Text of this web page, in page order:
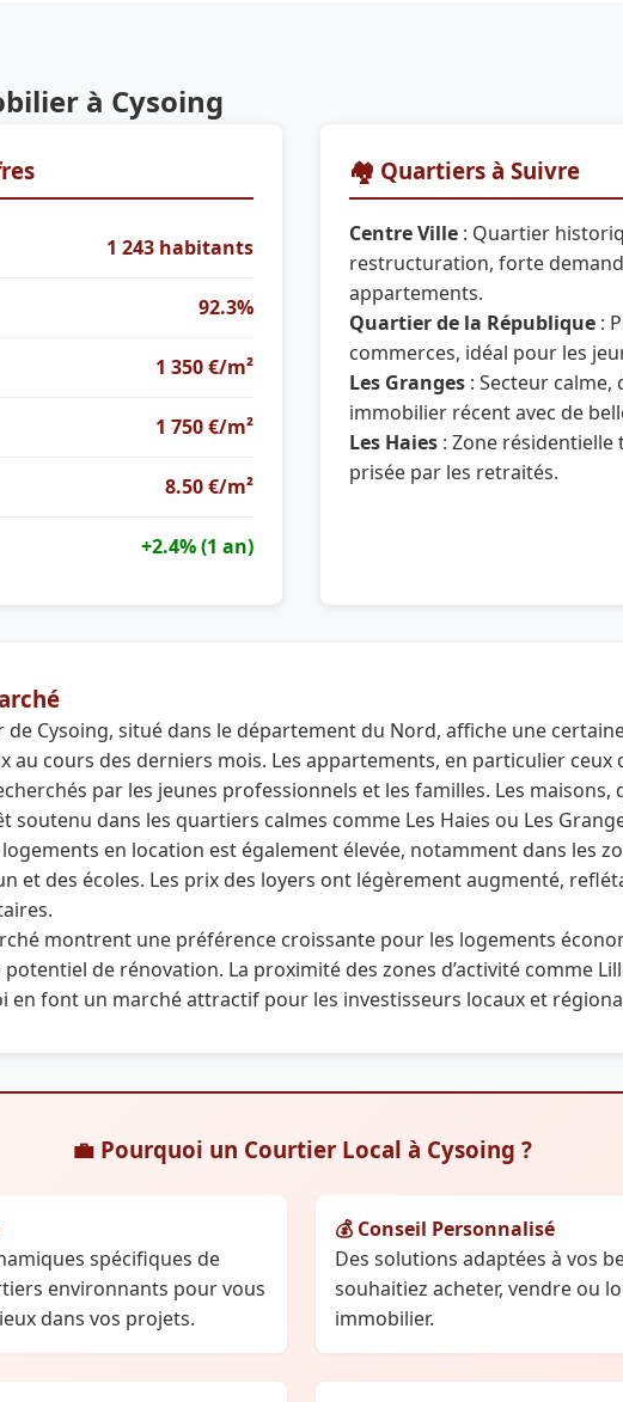
à Cysoing
1 243 habitants
92.3%
1 350 €/m²
1 750 €/m²
8.50 €/m²
+2.4% (1 an)
🏘️ Quartiers à Suivre
Centre Ville : Quartier
restructuration, forte
appartements.
Quartier de la République :
commerces, idéal pour les
Les Granges : Secteur
immobilier récent avec de
Les Haies : Zone
prisée par les retraités.
Cysoing, situé dans le département du Nord, affiche une
au cours des derniers mois. Les appartements, en particulier ceux
par les jeunes professionnels et les familles. Les maisons,
soutenu dans les quartiers calmes comme Les Haies ou Les
en location est également élevée, notamment dans les
et des écoles. Les prix des loyers ont légèrement augmenté,
montrent une préférence croissante pour les logements
de rénovation. La proximité des zones d’activité comme
en font un marché attractif pour les investisseurs locaux et
💼 Pourquoi un Courtier Local à Cysoing ?
spécifiques de
environnants pour vous
dans vos projets.
💰 Conseil Personnalisé
Des solutions adaptées à vos
souhaitiez acheter, vendre ou
immobilier.